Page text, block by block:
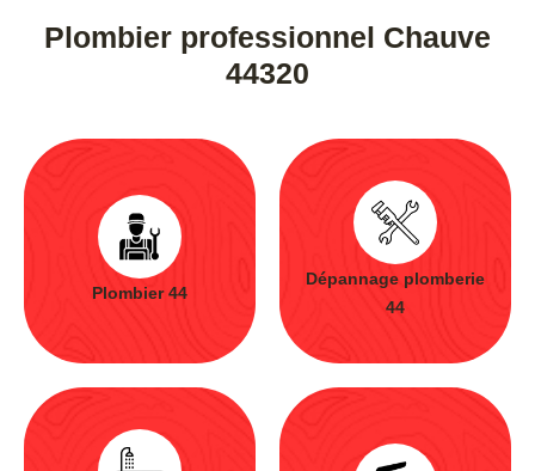
Plombier professionnel Chauve
44320
Plombier 44
Dépannage plomberie
44